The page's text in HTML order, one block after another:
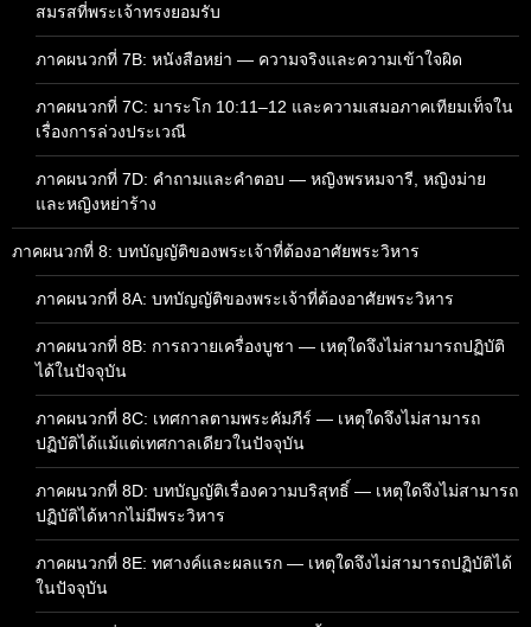
สมรสที่พระเจ้าทรงยอมรับ
ภาคผนวกที่ 7B: หนังสือหย่า — ความจริงและความเข้าใจผิด
ภาคผนวกที่ 7C: มาระโก 10:11–12 และความเสมอภาคเทียมเท็จใน
เรื่องการล่วงประเวณี
ภาคผนวกที่ 7D: คำถามและคำตอบ — หญิงพรหมจารี, หญิงม่าย
และหญิงหย่าร้าง
ภาคผนวกที่ 8: บทบัญญัติของพระเจ้าที่ต้องอาศัยพระวิหาร
ภาคผนวกที่ 8A: บทบัญญัติของพระเจ้าที่ต้องอาศัยพระวิหาร
ภาคผนวกที่ 8B: การถวายเครื่องบูชา — เหตุใดจึงไม่สามารถปฏิบัติ
ได้ในปัจจุบัน
ภาคผนวกที่ 8C: เทศกาลตามพระคัมภีร์ — เหตุใดจึงไม่สามารถ
ปฏิบัติได้แม้แต่เทศกาลเดียวในปัจจุบัน
ภาคผนวกที่ 8D: บทบัญญัติเรื่องความบริสุทธิ์ — เหตุใดจึงไม่สามารถ
ปฏิบัติได้หากไม่มีพระวิหาร
ภาคผนวกที่ 8E: ทศางค์และผลแรก — เหตุใดจึงไม่สามารถปฏิบัติได้
ในปัจจุบัน